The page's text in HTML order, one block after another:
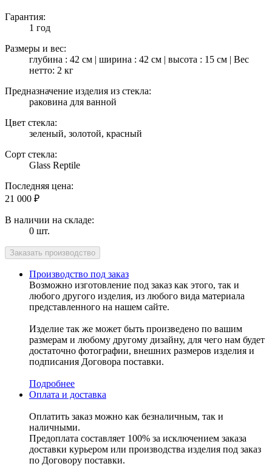
Гарантия:
1 год
Размеры и вес:
глубина : 42 см | ширина : 42 см | высота : 15 см | Вес
нетто: 2 кг
Предназначение изделия из стекла:
раковина для ванной
Цвет стекла:
зеленый, золотой, красный
Сорт стекла:
Glass Reptile
Последняя цена:
21 000 ₽
В наличии на складе:
0 шт.
Производство под заказ
Возможно изготовление под заказ как этого, так и
любого другого изделия, из любого вида материала
представленного на нашем сайте.
Изделие так же может быть произведено по вашим
размерам и любому другому дизайну, для чего нам будет
достаточно фотографии, внешних размеров изделия и
подписания Договора поставки.
Подробнее
Оплата и доставка
Оплатить заказ можно как безналичным, так и
наличными.
Предоплата составляет 100% за исключением заказа
доставки курьером или производства изделия под заказ
по Договору поставки.